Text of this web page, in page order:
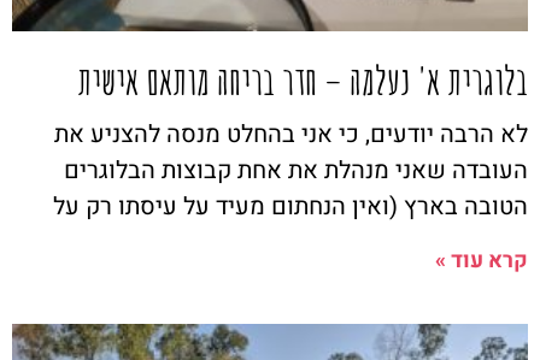
בלוגרית א' נעלמה – חדר בריחה מותאם אישית
לא הרבה יודעים, כי אני בהחלט מנסה להצניע את
העובדה שאני מנהלת את אחת קבוצות הבלוגרים
הטובה בארץ (ואין הנחתום מעיד על עיסתו רק על
קרא עוד »